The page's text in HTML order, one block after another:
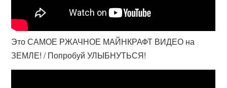
Это САМОЕ РЖАЧНОЕ МАЙНКРАФТ ВИДЕО на
ЗЕМЛЕ! / Попробуй УЛЫБНУТЬСЯ!